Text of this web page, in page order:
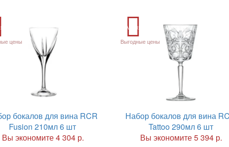
цены
бокалов для вина RCR
Fusion 210мл 6 шт
Вы экономите 4 304 р.
Акция
Выгодные цены
Набор бокалов для вина
Tattoo 290мл 6 шт
Вы экономите 5 394 р.